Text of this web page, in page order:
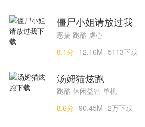
僵尸小姐请放过我
恶搞 跑酷 虐心
8.1分 12.16M 5113下载
汤姆猫炫跑
跑酷 休闲益智 单机
8.6分 90.45M 2万下载